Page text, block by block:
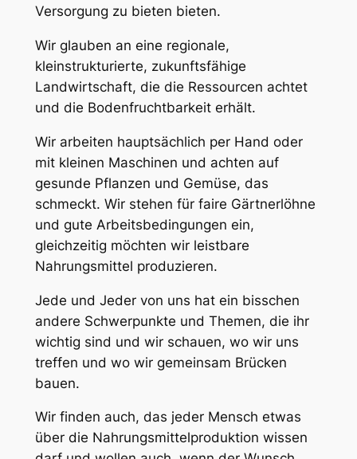
Versorgung zu bieten bieten.
Wir glauben an eine regionale,
kleinstrukturierte, zukunftsfähige
Landwirtschaft, die die Ressourcen achtet
und die Bodenfruchtbarkeit erhält.
Wir arbeiten hauptsächlich per Hand oder
mit kleinen Maschinen und achten auf
gesunde Pflanzen und Gemüse, das
schmeckt. Wir stehen für faire Gärtnerlöhne
und gute Arbeitsbedingungen ein,
gleichzeitig möchten wir leistbare
Nahrungsmittel produzieren.
Jede und Jeder von uns hat ein bisschen
andere Schwerpunkte und Themen, die ihr
wichtig sind und wir schauen, wo wir uns
treffen und wo wir gemeinsam Brücken
bauen.
Wir finden auch, das jeder Mensch etwas
über die Nahrungsmittelproduktion wissen